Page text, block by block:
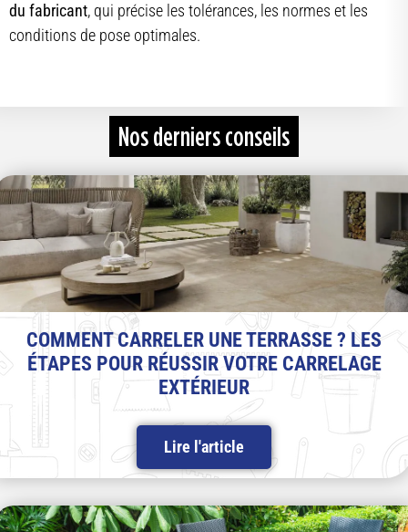
du fabricant, qui précise les tolérances, les normes et les
conditions de pose optimales.
Nos derniers conseils
COMMENT CARRELER UNE TERRASSE ? LES
ÉTAPES POUR RÉUSSIR VOTRE CARRELAGE
EXTÉRIEUR
Lire l'article